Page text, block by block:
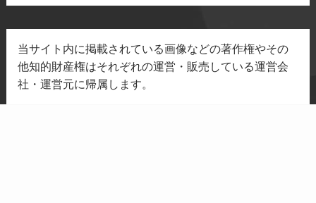
当サイト内に掲載されている画像などの著作権やその
他知的財産権はそれぞれの運営・販売している運営会
社・運営元に帰属します。